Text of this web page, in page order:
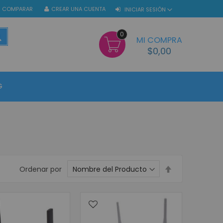
COMPARAR INICIAR SESIÓN
CREAR UNA CUENTA
MI COMPRA
$0,00
0
Ordenar por